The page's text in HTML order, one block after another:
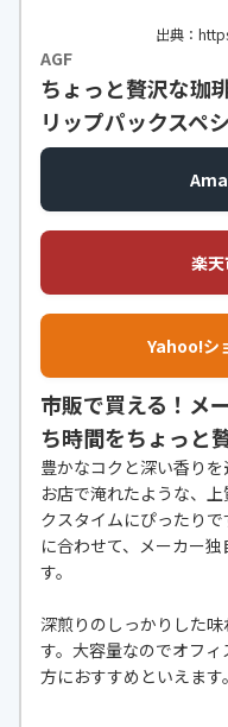
出典：
AGF
ちょっと贅沢な珈
リップパックスペ
楽
Yahoo!シ
市販で買える！メ
ち時間をちょっと
豊かなコクと深い香り
お店で淹れたような、
クスタイムにぴったり
に合わせて、メーカー
す。
深煎りのしっかりした
す。大容量なのでオフ
方におすすめといえます。